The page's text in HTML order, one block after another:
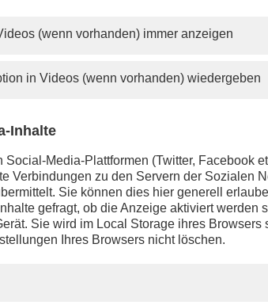
(wenn vorhanden) immer anzeigen
in Videos (wenn vorhanden) wiedergeben
Inhalte
Social-Media-Plattformen (Twitter, Facebook
Verbindungen zu den Servern der Sozialen
Sie können dies hier generell
gefragt, ob die Anzeige aktiviert werden
Sie wird im Local Storage ihres
Ihres Browsers nicht löschen.